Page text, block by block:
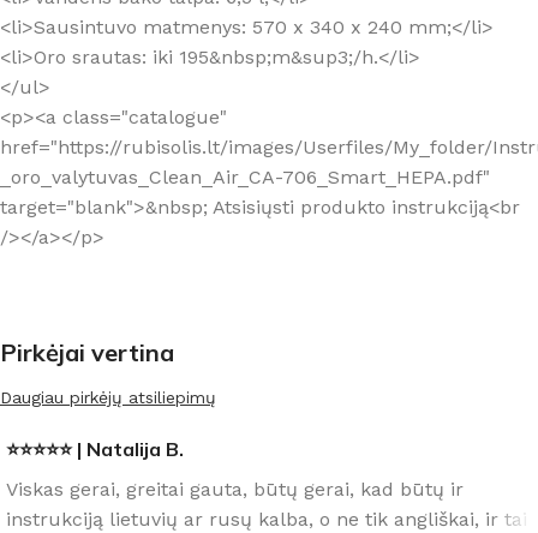
<li>Sausintuvo matmenys: 570 x 340 x 240 mm;</li>
<li>Oro srautas: iki 195&nbsp;m&sup3;/h.</li>
</ul>
<p><a class="catalogue"
href="https://rubisolis.lt/images/Userfiles/My_folder/
_oro_valytuvas_Clean_Air_CA-706_Smart_HEPA.pdf"
target="blank">&nbsp; Atsisiųsti produkto instrukciją<br
/></a></p>
Pirkėjai vertina
Daugiau pirkėjų atsiliepimų
⭐⭐⭐⭐⭐ | Natalija B.
Viskas gerai, greitai gauta, būtų gerai, kad būtų ir
instrukciją lietuvių ar rusų kalba, o ne tik angliškai, ir tai